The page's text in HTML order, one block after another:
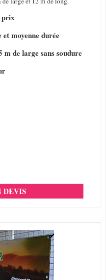
prix
moyenne durée
m de large sans soudure
DEVIS